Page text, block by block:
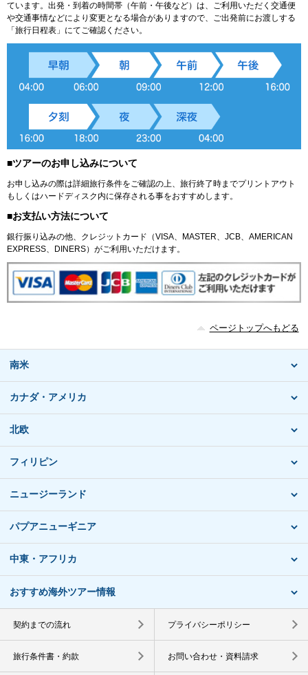
ています。出発・到着の時間帯（午前・午後など）は、ご利用いただく交通便
や交通事情などにより変更となる場合がありますので、ご出発前にお渡しする
「旅行日程表」にてご確認ください。
■ツアーのお申し込みについて
お申し込みの際は詳細旅行条件をご確認の上、旅行終了時までプリントアウト
もしくはハードディスク内に保存される事をおすすめします。
■お支払い方法について
銀行振り込みの他、クレジットカード（VISA、MASTER、JCB、AMERICAN
EXPRESS、DINERS）がご利用いただけます。
ページトップへもどる
南米
カナダ・アメリカ
北欧
フィリピン
ニュージーランド
パプアニューギニア
中東・アフリカ
おすすめ海外ツアー情報
契約までの流れ プライバシーポリシー
旅行条件書・約款 お問い合わせ・資料請求